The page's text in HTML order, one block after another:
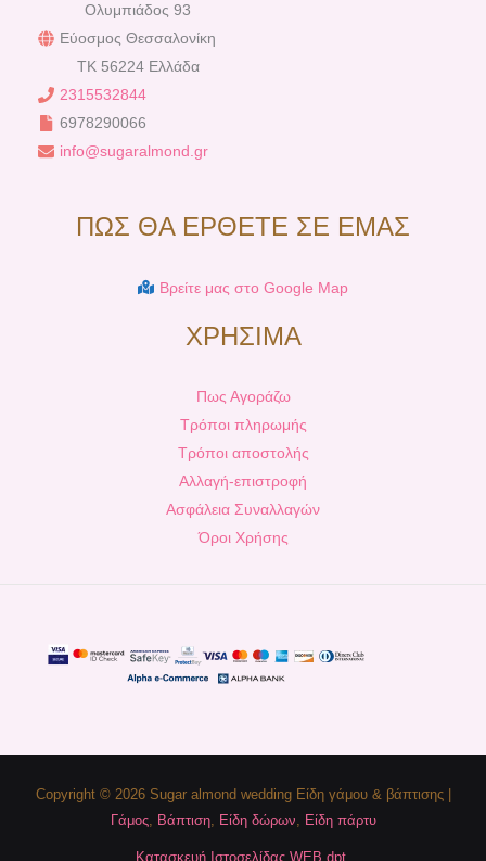
Ολυμπιάδος 93
Εύοσμος Θεσσαλονίκη
TK 56224 Ελλάδα
2315532844
6978290066
info@sugaralmond.gr
ΠΩΣ ΘΑ ΕΡΘΕΤΕ ΣΕ ΕΜΑΣ
Βρείτε μας στο Google Map
ΧΡΗΣΙΜΑ
Πως Αγοράζω
Τρόποι πληρωμής
Τρόποι αποστολής
Αλλαγή-επιστροφή
Ασφάλεια Συναλλαγών
Όροι Χρήσης
Copyright © 2026 Sugar almond wedding Είδη γάμου & βάπτισης |
Γάμος, Βάπτιση, Είδη δώρων, Είδη πάρτυ
Κατασκευή Ιστοσελίδας WEB dpt.